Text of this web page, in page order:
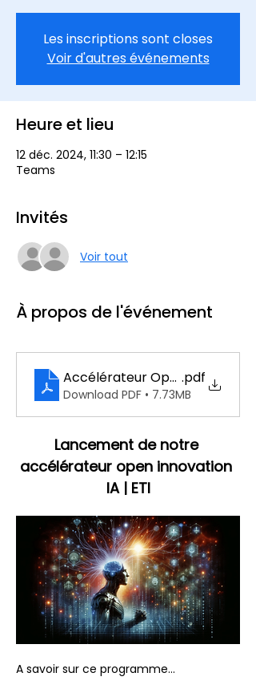
Les inscriptions sont closes
Voir d'autres événements
Heure et lieu
12 déc. 2024, 11:30 – 12:15
Teams
Invités
Voir tout
À propos de l'événement
Accélérateur Open.pdf
Download PDF • 7.73MB
Lancement de notre
accélérateur open innovation
IA | ETI
A savoir sur ce programme...